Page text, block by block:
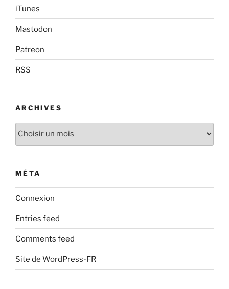
iTunes
Mastodon
Patreon
RSS
ARCHIVES
Archives
MÉTA
Connexion
Entries feed
Comments feed
Site de WordPress-FR